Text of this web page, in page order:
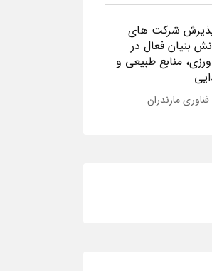
پذیرش شرکت های
بنیان فعال در
منابع طبیعی و
مازندران